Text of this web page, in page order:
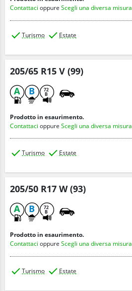
Contattaci oppure Scegli una diversa misura
Turismo Estate
205/65 R15 V (99)
A
B 72
B
Prodotto in esaurimento.
Contattaci oppure Scegli una diversa misura
Turismo Estate
205/50 R17 W (93)
A
B 72
B
Prodotto in esaurimento.
Contattaci oppure Scegli una diversa misura
Turismo Estate